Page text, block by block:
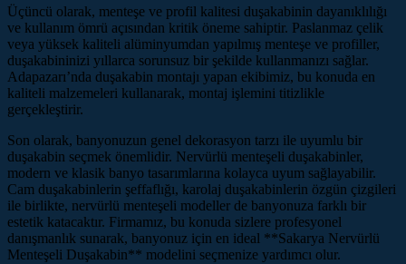
Üçüncü olarak, menteşe ve profil kalitesi duşakabinin dayanıklılığı
ve kullanım ömrü açısından kritik öneme sahiptir. Paslanmaz çelik
veya yüksek kaliteli alüminyumdan yapılmış menteşe ve profiller,
duşakabininizi yıllarca sorunsuz bir şekilde kullanmanızı sağlar.
Adapazarı’nda duşakabin montajı yapan ekibimiz, bu konuda en
kaliteli malzemeleri kullanarak, montaj işlemini titizlikle
gerçekleştirir.
Son olarak, banyonuzun genel dekorasyon tarzı ile uyumlu bir
duşakabin seçmek önemlidir. Nervürlü menteşeli duşakabinler,
modern ve klasik banyo tasarımlarına kolayca uyum sağlayabilir.
Cam duşakabinlerin şeffaflığı, karolaj duşakabinlerin özgün çizgileri
ile birlikte, nervürlü menteşeli modeller de banyonuza farklı bir
estetik katacaktır. Firmamız, bu konuda sizlere profesyonel
danışmanlık sunarak, banyonuz için en ideal **Sakarya Nervürlü
Menteşeli Duşakabin** modelini seçmenize yardımcı olur.